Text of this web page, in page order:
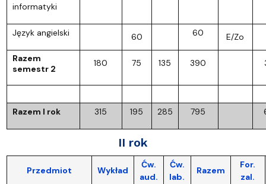
informatyki
Język angielski 60 60
E/Zo
Razem
semestr 2
180 75 135 390
Razem I rok 315 195 285 795
II rok
Przedmiot Wykład
Ćw.
aud.
Ćw.
lab.
Razem
For.
zal.